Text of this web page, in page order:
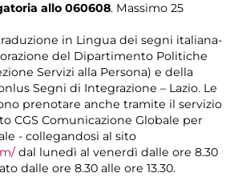
allo 060608. Massimo 25
in Lingua dei segni italiana-
del Dipartimento Politiche
Servizi alla Persona) e della
Segni di Integrazione – Lazio. Le
prenotare anche tramite il servizio
CGS Comunicazione Globale per
- collegandosi al sito
dal lunedì al venerdì dalle ore 8.30
dalle ore 8.30 alle ore 13.30.